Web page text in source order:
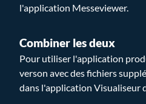
l'application Messeviewer.
Combiner les deux
Pour utiliser l'application
verson avec des fichiers
dans l'application Visualiseur